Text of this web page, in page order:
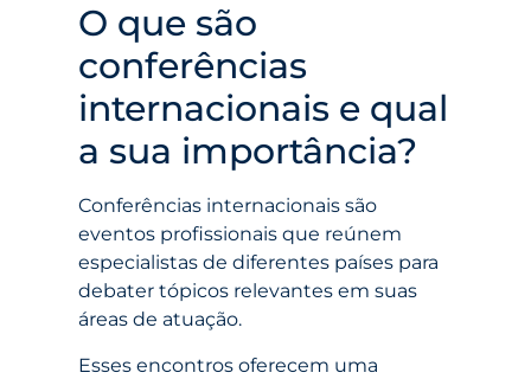
O que são
conferências
internacionais e qual
a sua importância?
Conferências internacionais são
eventos profissionais que reúnem
especialistas de diferentes países para
debater tópicos relevantes em suas
áreas de atuação.
Esses encontros oferecem uma